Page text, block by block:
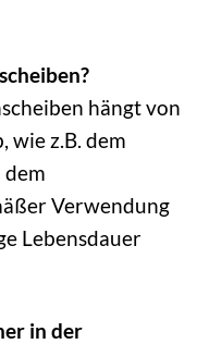
hängt von
wie z.B. dem
Verwendung
Lebensdauer
in der